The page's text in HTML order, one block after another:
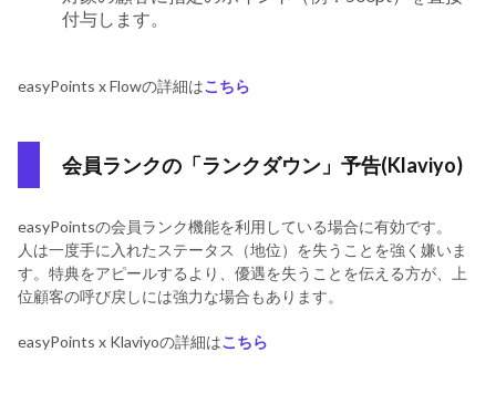
付与します。
easyPoints x Flowの詳細はこちら
会員ランクの「ランクダウン」予告(Klaviyo)
easyPointsの会員ランク機能を利用している場合に有効です。
人は一度手に入れたステータス（地位）を失うことを強く嫌いま
す。特典をアピールするより、優遇を失うことを伝える方が、上
位顧客の呼び戻しには強力な場合もあります。
easyPoints x Klaviyoの詳細はこちら